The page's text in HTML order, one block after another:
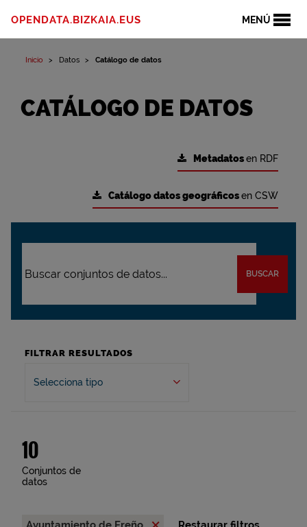
MENÚ
OPENDATA.BIZKAIA.EUS
Inicio Datos Catálogo de datos
CATÁLOGO DE DATOS
Metadatosen RDF
Catálogo datos geográficosen CSW
BUSCAR
FILTRAR RESULTADOS
Selecciona tipo
10
Conjuntos de
datos